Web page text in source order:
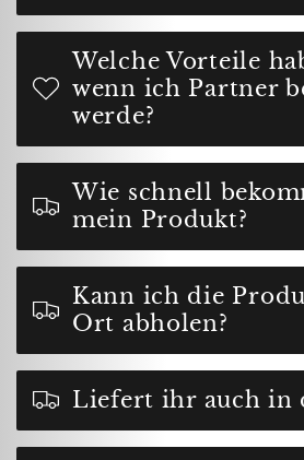
Welche Vorteile
wenn ich Partner
werde?
Wie schnell
mein Produkt?
Kann ich die
Ort abholen?
Liefert ihr auch in